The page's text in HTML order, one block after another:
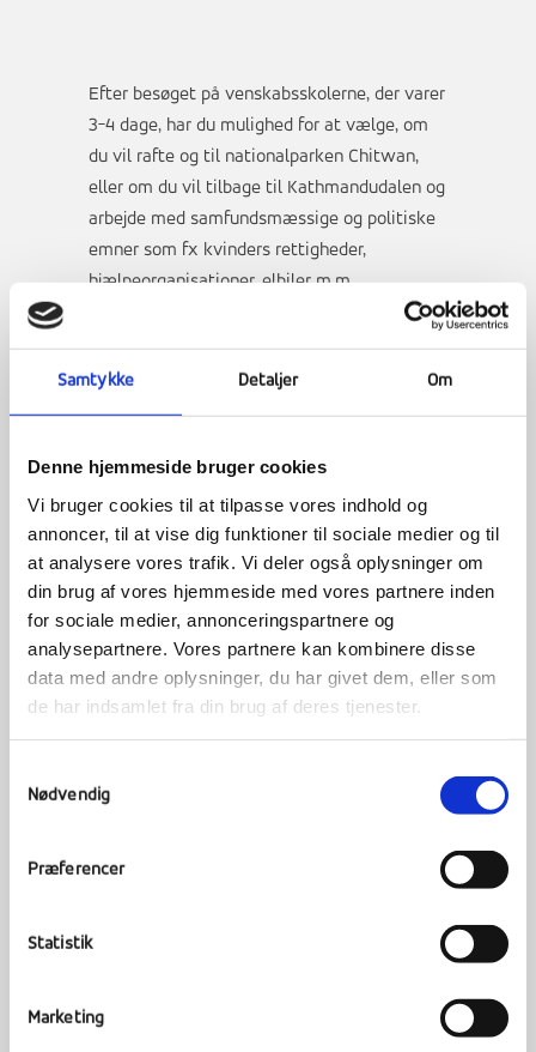
Samtykke Detaljer Om
Denne hjemmeside bruger cookies
Vi bruger cookies til at tilpasse vores indhold og
annoncer, til at vise dig funktioner til sociale medier og til
at analysere vores trafik. Vi deler også oplysninger om
din brug af vores hjemmeside med vores partnere inden
for sociale medier, annonceringspartnere og
analysepartnere. Vores partnere kan kombinere disse
data med andre oplysninger, du har givet dem, eller som
de har indsamlet fra din brug af deres tjenester.
Nødvendig
Præferencer
Statistik
Marketing
Efter besøget på venskabsskolerne, der varer
3-4 dage, har du mulighed for at vælge, om
du vil rafte og til nationalparken Chitwan,
eller om du vil tilbage til Kathmandudalen og
arbejde med samfundsmæssige og politiske
emner som fx kvinders rettigheder,
hjælpeorganisationer, elbiler m.m.
Du skal være indstillet på at Nepal
ekspeditionen både er fysisk og psykisk
belastende. I profilfaget vil du få en
forståelse for, hvordan det er at leve i et
uland som Nepal. Dette gælder både ved
forberedelse, oplevelser og efterbehandling.
Du vil blive rustet til et kulturmøde af
dette møde. Dette sker ved at fordybe sig i
kultur, traditioner og historie, og ikke mindst
Før rejsen